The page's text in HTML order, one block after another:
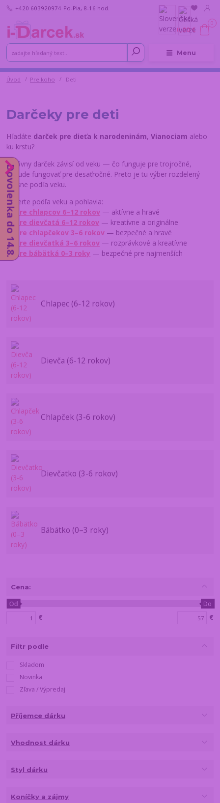
Menu
+420 603920974 Po-Pia, 8-16 hod.
0
0,00 €
Úvod Pre koho Deti
Darčeky pre deti
Hľadáte darček pre dieťa k narodeninám,Vianociam alebo
ku krstu?
Správny darček závisí od veku — čo funguje pre trojročné,
nebude fungovať pre desaťročné. Preto je tu výber rozdelený
presne podľa veku.
Vyberte podľa veku a pohlavia:
→
Pre chlapcov 6–12 rokov — aktívne a hravé
→
Pre dievčatá 6–12 rokov — kreatívne a originálne
→
Pre chlapčekov 3–6 rokov — bezpečné a hravé
→
Pre dievčatká 3–6 rokov — rozprávkové a kreatívne
→ Pre bábätká 0–3 roky — bezpečné pre najmenších
Chlapec (6-12 rokov)
Dievča (6-12 rokov)
Chlapček (3-6 rokov)
Dievčatko (3-6 rokov)
Bábätko (0–3 roky)
Cena:
€
Od Do
€
Filtr podle
Skladom
Novinka
Zľava / Výpredaj
Příjemce dárku
Vhodnost dárku
Styl dárku
Koníčky a zájmy
Dovolenka do 14.8.